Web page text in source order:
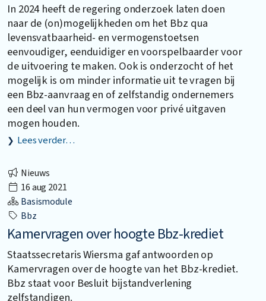
In 2024 heeft de regering onderzoek laten doen
naar de (on)mogelijkheden om het Bbz qua
levensvatbaarheid- en vermogenstoetsen
eenvoudiger, eenduidiger en voorspelbaarder voor
de uitvoering te maken. Ook is onderzocht of het
mogelijk is om minder informatie uit te vragen bij
een Bbz-aanvraag en of zelfstandig ondernemers
een deel van hun vermogen voor privé uitgaven
mogen houden.
Lees verder…
Nieuws
16 aug 2021
Basismodule
Bbz
Kamervragen over hoogte Bbz-krediet
Staatssecretaris Wiersma gaf antwoorden op
Kamervragen over de hoogte van het Bbz-krediet.
Bbz staat voor Besluit bijstandverlening
zelfstandigen.